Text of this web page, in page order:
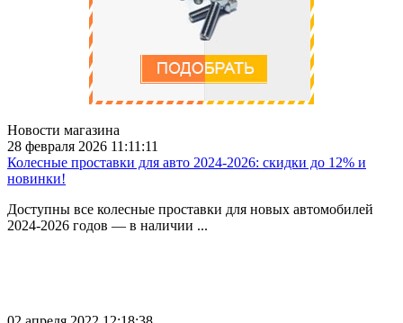
Новости магазина
28 февраля 2026 11:11:11
Колесные проставки для авто 2024-2026: скидки до 12% и
новинки!
Доступны все колесные проставки для новых автомобилей
2024-2026 годов — в наличии ...